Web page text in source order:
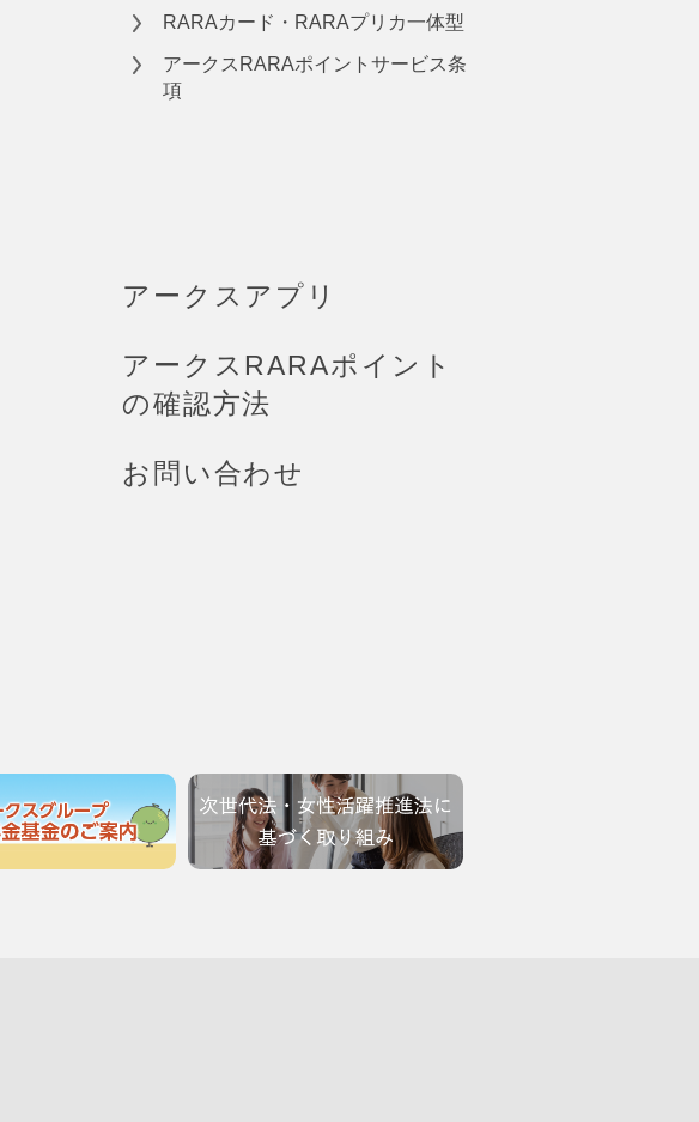
RARAカード・RARAプリカ一体型
アークスRARAポイントサービス条
項
アークスアプリ
アークスRARAポイント
の確認方法
お問い合わせ